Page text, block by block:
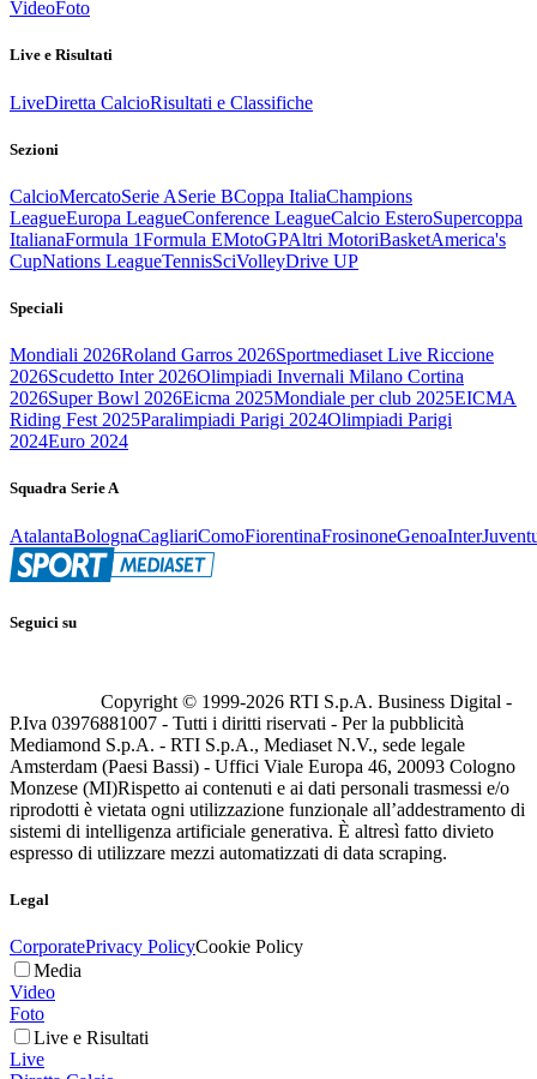
VideoFoto
Live e Risultati
LiveDiretta CalcioRisultati e Classifiche
Sezioni
CalcioMercatoSerie ASerie BCoppa ItaliaChampions
LeagueEuropa LeagueConference LeagueCalcio EsteroSupercoppa
ItalianaFormula 1Formula EMotoGPAltri MotoriBasketAmerica's
CupNations LeagueTennisSciVolleyDrive UP
Speciali
Mondiali 2026Roland Garros 2026Sportmediaset Live Riccione
2026Scudetto Inter 2026Olimpiadi Invernali Milano Cortina
2026Super Bowl 2026Eicma 2025Mondiale per club 2025EICMA
Riding Fest 2025Paralimpiadi Parigi 2024Olimpiadi Parigi
2024Euro 2024
Squadra Serie A
AtalantaBolognaCagliariComoFiorentinaFrosinoneGenoaInter
Seguici su
Copyright © 1999-2026 RTI S.p.A. Business Digital -
P.Iva 03976881007 - Tutti i diritti riservati - Per la pubblicità
Mediamond S.p.A. - RTI S.p.A., Mediaset N.V., sede legale
Amsterdam (Paesi Bassi) - Uffici Viale Europa 46, 20093 Cologno
Monzese (MI)Rispetto ai contenuti e ai dati personali trasmessi e/o
riprodotti è vietata ogni utilizzazione funzionale all’addestramento di
sistemi di intelligenza artificiale generativa. È altresì fatto divieto
espresso di utilizzare mezzi automatizzati di data scraping.
Legal
CorporatePrivacy PolicyCookie Policy
Media
Video
Foto
Live e Risultati
Live